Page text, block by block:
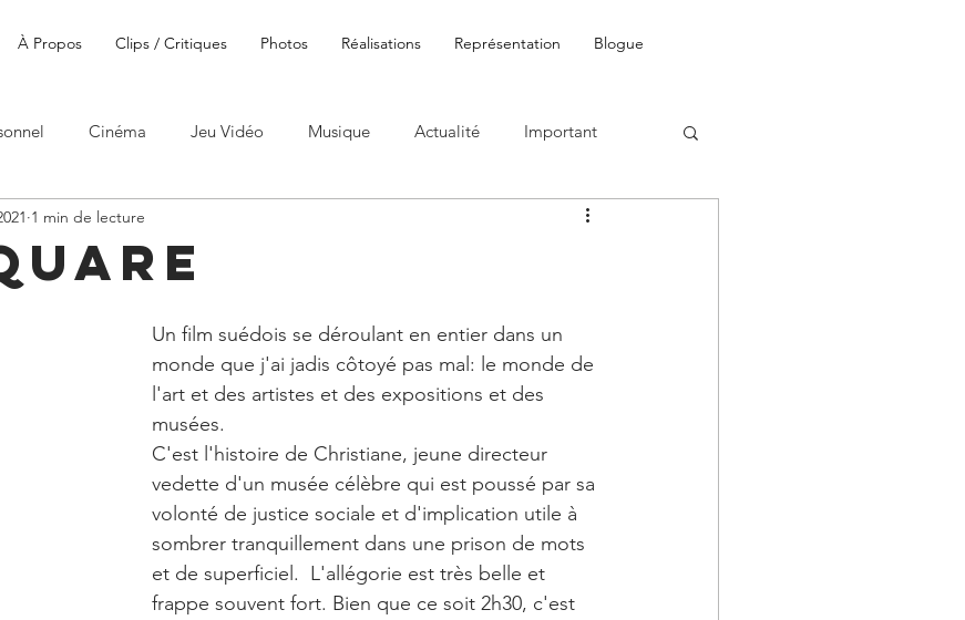
À Propos Clips / Critiques Photos Réalisations Représentation Blogue
Cinéma Jeu Vidéo Musique Actualité Important
1 min de lecture
Un film suédois se déroulant en entier dans un
monde que j'ai jadis côtoyé pas mal: le monde de
l'art et des artistes et des expositions et des
musées.
C'est l'histoire de Christiane, jeune directeur
vedette d'un musée célèbre qui est poussé par sa
volonté de justice sociale et d'implication utile à
sombrer tranquillement dans une prison de mots
et de superficiel.  L'allégorie est très belle et
frappe souvent fort. Bien que ce soit 2h30, c'est